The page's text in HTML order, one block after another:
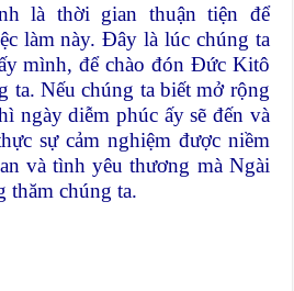
là thời gian thuận tiện để
làm này. Đây là lúc chúng ta
mình, để chào đón Đức Kitô
ta. Nếu chúng ta biết mở rộng
ngày diễm phúc ấy sẽ đến và
sự cảm nghiệm được niềm
và tình yêu thương mà Ngài
thăm chúng ta.